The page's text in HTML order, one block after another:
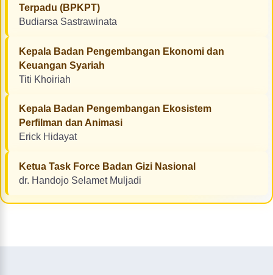
Terpadu (BPKPT)
Budiarsa Sastrawinata
Kepala Badan Pengembangan Ekonomi dan
Keuangan Syariah
Titi Khoiriah
Kepala Badan Pengembangan Ekosistem
Perfilman dan Animasi
Erick Hidayat
Ketua Task Force Badan Gizi Nasional
dr. Handojo Selamet Muljadi